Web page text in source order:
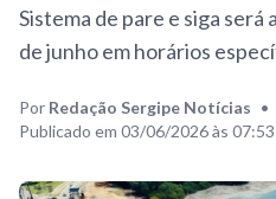
Sistema de pare e siga
de junho em horários
Por Redação Sergipe Notícias •
Publicado em 03/06/2026 às 07:53